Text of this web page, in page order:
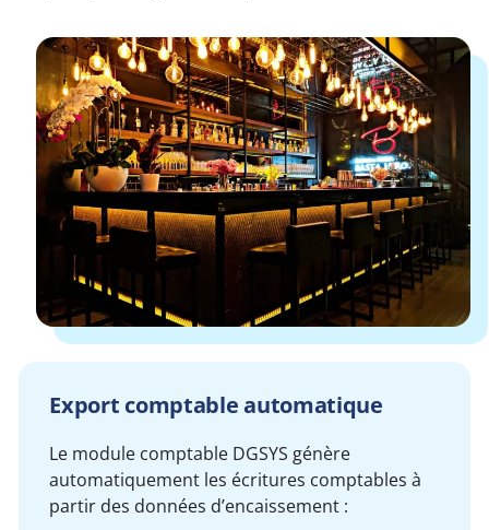
Export comptable automatique
Le module comptable DGSYS génère
automatiquement les écritures comptables à
partir des données d’encaissement :